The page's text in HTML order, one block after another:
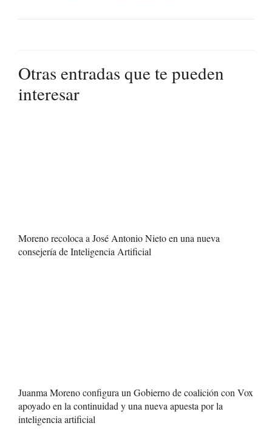
Otras entradas que te pueden
interesar
Moreno recoloca a José Antonio Nieto en una nueva
consejería de Inteligencia Artificial
Juanma Moreno configura un Gobierno de coalición con Vox
apoyado en la continuidad y una nueva apuesta por la
inteligencia artificial